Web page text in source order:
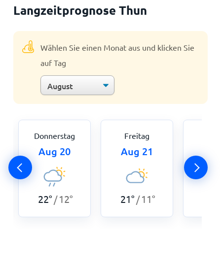
Langzeitprognose Thun
Wählen Sie einen Monat aus und klicken Sie
auf Tag
Donnerstag
Aug 20
22° /12°
Freitag
Aug 21
21° /11°